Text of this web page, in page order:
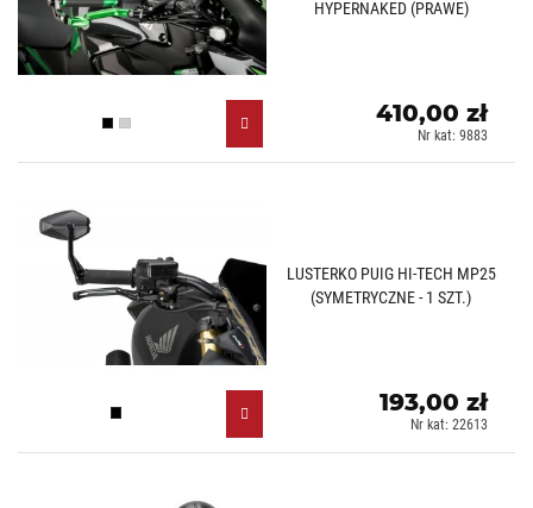
HYPERNAKED (PRAWE)
Czarny (N)
Aluminiowy (D)
410,00 zł
Nr kat: 9883
LUSTERKO PUIG HI-TECH MP25
(SYMETRYCZNE - 1 SZT.)
Czarny (N)
193,00 zł
Nr kat: 22613